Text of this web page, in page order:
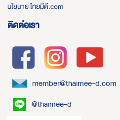
นโยบาย ไทยมีดี.com
ติดต่อเรา
member@thaimee-d.com
@thaimee-d